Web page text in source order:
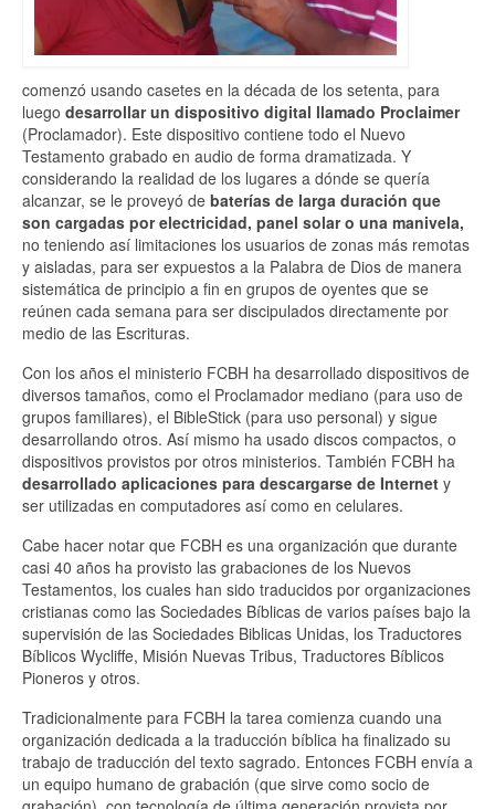
comenzó usando casetes en la década de los setenta, para
luego desarrollar un dispositivo digital llamado Proclaimer
(Proclamador). Este dispositivo contiene todo el Nuevo
Testamento grabado en audio de forma dramatizada. Y
considerando la realidad de los lugares a dónde se quería
alcanzar, se le proveyó de baterías de larga duración que
son cargadas por electricidad, panel solar o una manivela,
no teniendo así limitaciones los usuarios de zonas más remotas
y aisladas, para ser expuestos a la Palabra de Dios de manera
sistemática de principio a fin en grupos de oyentes que se
reúnen cada semana para ser discipulados directamente por
medio de las Escrituras.
Con los años el ministerio FCBH ha desarrollado dispositivos de
diversos tamaños, como el Proclamador mediano (para uso de
grupos familiares), el BibleStick (para uso personal) y sigue
desarrollando otros. Así mismo ha usado discos compactos, o
dispositivos provistos por otros ministerios. También FCBH ha
desarrollado aplicaciones para descargarse de Internet y
ser utilizadas en computadores así como en celulares.
Cabe hacer notar que FCBH es una organización que durante
casi 40 años ha provisto las grabaciones de los Nuevos
Testamentos, los cuales han sido traducidos por organizaciones
cristianas como las Sociedades Bíblicas de varios países bajo la
supervisión de las Sociedades Biblicas Unidas, los Traductores
Bíblicos Wycliffe, Misión Nuevas Tribus, Traductores Bíblicos
Pioneros y otros.
Tradicionalmente para FCBH la tarea comienza cuando una
organización dedicada a la traducción bíblica ha finalizado su
trabajo de traducción del texto sagrado. Entonces FCBH envía a
un equipo humano de grabación (que sirve como socio de